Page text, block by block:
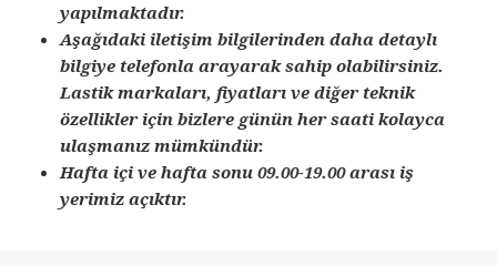
yapılmaktadır.
Aşağıdaki iletişim bilgilerinden daha detaylı
bilgiye telefonla arayarak sahip olabilirsiniz.
Lastik markaları, fiyatları ve diğer teknik
özellikler için bizlere günün her saati kolayca
ulaşmanız mümkündür.
Hafta içi ve hafta sonu 09.00-19.00 arası iş
yerimiz açıktır.